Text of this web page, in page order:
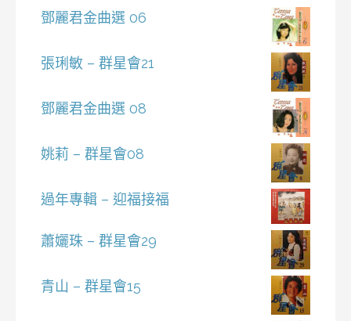
鄧麗君金曲選 06
張琍敏 – 群星會21
鄧麗君金曲選 08
姚莉 – 群星會08
過年專輯 – 迎福接福
蕭孋珠 – 群星會29
青山 – 群星會15